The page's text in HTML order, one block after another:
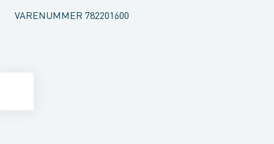
VARENUMMER 782201600